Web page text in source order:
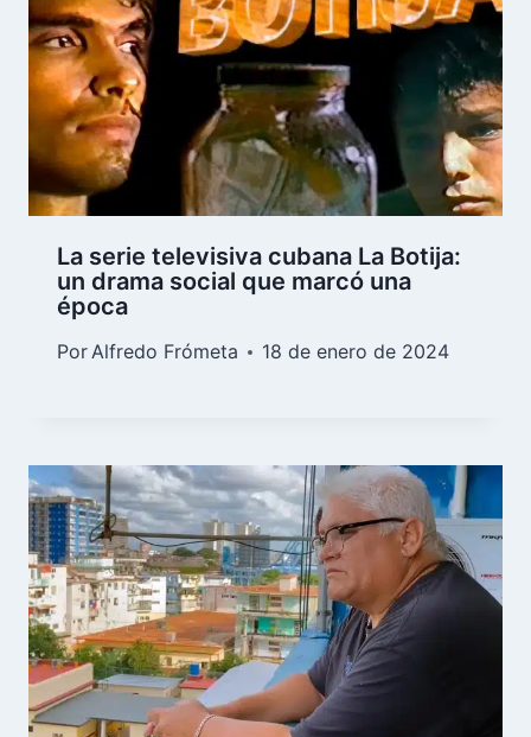
La serie televisiva cubana La Botija:
un drama social que marcó una
época
PorAlfredo Frómeta 18 de enero de 2024